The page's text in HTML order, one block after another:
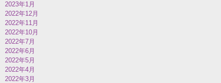
2023年1月
2022年12月
2022年11月
2022年10月
2022年7月
2022年6月
2022年5月
2022年4月
2022年3月